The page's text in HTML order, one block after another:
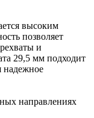
высоким
позволяет
и
29,5 мм подходит
надежное
направлениях